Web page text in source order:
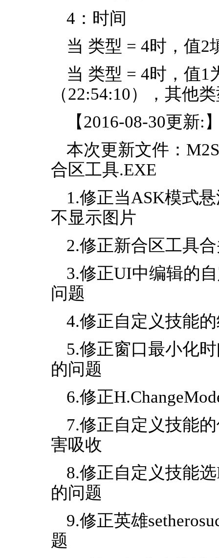
4：时间
当 类型 = 4时，值2
当 类型 = 4时，值1
（22:54:10），其他
【2016-08-30更新:
本次更新文件：
合区工具.EXE
1.修正当ASK模式
不显示图片
2.修正新合区工具
3.修正UI中编辑的
问题
4.修正自定义技能
5.修正窗口最小化
的问题
6.修正
7.修正自定义技能的
害吸收
8.修正自定义技能
的问题
9.修正英雄
题